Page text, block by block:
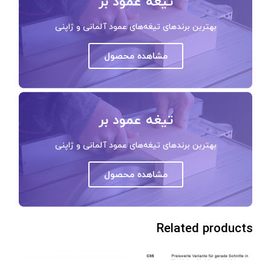
بهترین برندهای تیغه‌های عمود آلمانی و ژاپنی
مشاهده محصول
تیغه عمود بر
بهترین برندهای تیغه‌های عمود آلمانی و ژاپنی
مشاهده محصول
Related products